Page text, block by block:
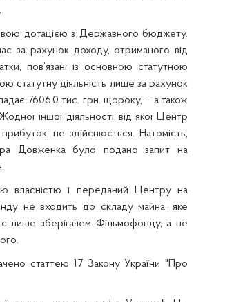
дотацією з Державного бюджету.
за рахунок доходу, отриманого від
пов’язані із основною статутною
статутну діяльність лише за рахунок
7606,0 тис. грн. щороку, – а також
іншої діяльності, від якої Центр
не здійснюється. Натомість,
Довженка було подано запит на
власністю і переданий Центру на
не входить до складу майна, яке
лише зберігачем Фільмофонду, а не
статтею 17 Закону України "Про